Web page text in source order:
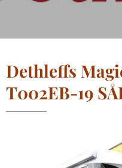
Dethleffs
T002EB-19